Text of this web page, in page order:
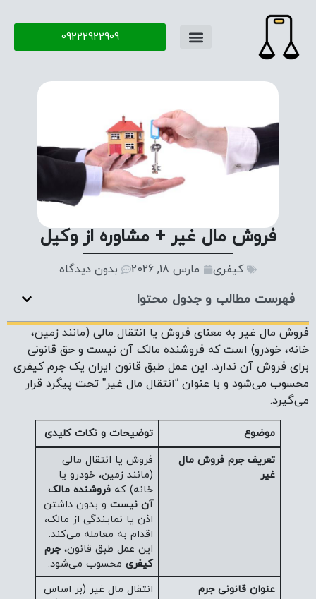
09222922909
فروش مال غیر + مشاوره از وکیل
کیفری مارس 18, 2026 بدون دیدگاه
فهرست مطالب و جدول محتوا
فروش مال غیر به معنای فروش یا انتقال مالی (مانند زمین،
خانه، خودرو) است که فروشنده مالک آن نیست و حق قانونی
برای فروش آن ندارد. این عمل طبق قانون ایران یک جرم کیفری
محسوب می‌شود و با عنوان “انتقال مال غیر” تحت پیگرد قرار
می‌گیرد.
موضوع
توضیحات و نکات کلیدی
تعریف جرم فروش مال
غیر
فروش یا انتقال مالی
(مانند زمین، خودرو یا
خانه) کهفروشنده مالک
آن نیست و بدون داشتن
اذن یا نمایندگی از مالک،
اقدام به معامله می‌کند.
این عمل طبق قانون،جرم
کیفری محسوب می‌شود.
عنوان قانونی جرم
انتقال مال غیر (بر اساس